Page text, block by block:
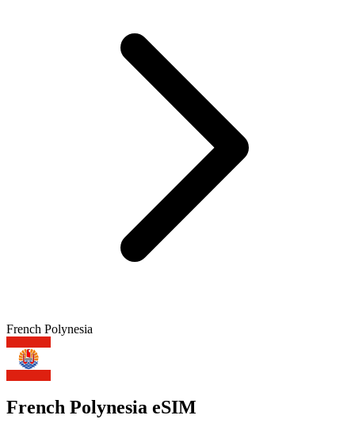
French Polynesia
French Polynesia eSIM